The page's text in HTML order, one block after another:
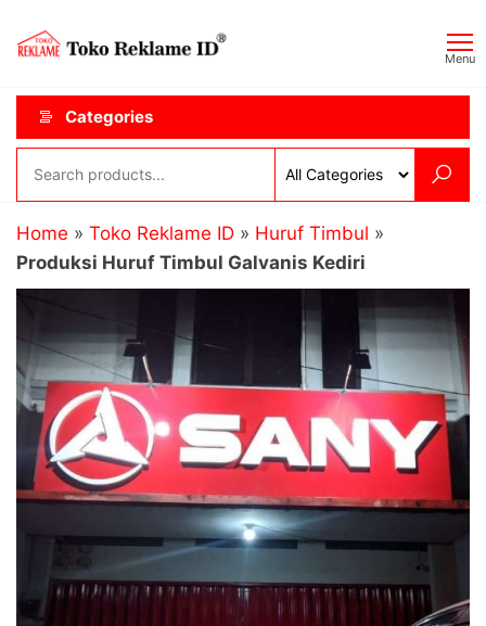
content
ID
Menu
Categories
Home » Toko Reklame ID » Huruf Timbul »
Produksi Huruf Timbul Galvanis Kediri